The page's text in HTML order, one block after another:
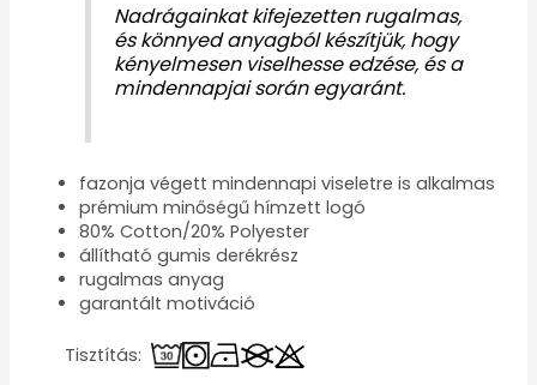
Nadrágainkat kifejezetten rugalmas,
és könnyed anyagból készítjük, hogy
kényelmesen viselhesse edzése, és a
mindennapjai során egyaránt.
fazonja végett mindennapi viseletre is alkalmas
prémium minőségű hímzett logó
80% Cotton/20% Polyester
állítható gumis derékrész
rugalmas anyag
garantált motiváció
Tisztítás: